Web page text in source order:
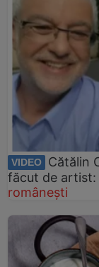
VIDEO
Cătălin
făcut de artist:
românești